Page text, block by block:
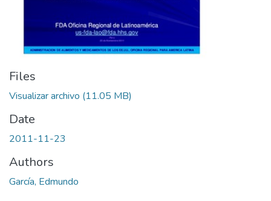
Files
Visualizar archivo (11.05 MB)
Date
2011-11-23
Authors
García, Edmundo